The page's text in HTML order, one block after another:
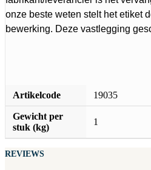
onze beste weten stelt het etiket
bewerking. Deze vastlegging
Artikelcode 19035
Gewicht per
stuk (kg)
1
REVIEWS